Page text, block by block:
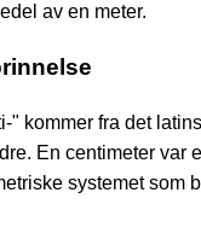
av en meter.
" kommer fra det
En centimeter var
systemet som